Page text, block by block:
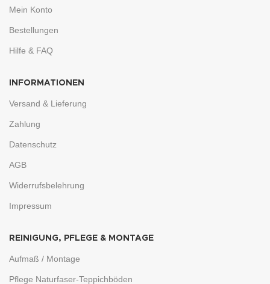
Mein Konto
Bestellungen
Hilfe & FAQ
INFORMATIONEN
Versand & Lieferung
Zahlung
Datenschutz
AGB
Widerrufsbelehrung
Impressum
REINIGUNG, PFLEGE & MONTAGE
Aufmaß / Montage
Pflege Naturfaser-Teppichböden